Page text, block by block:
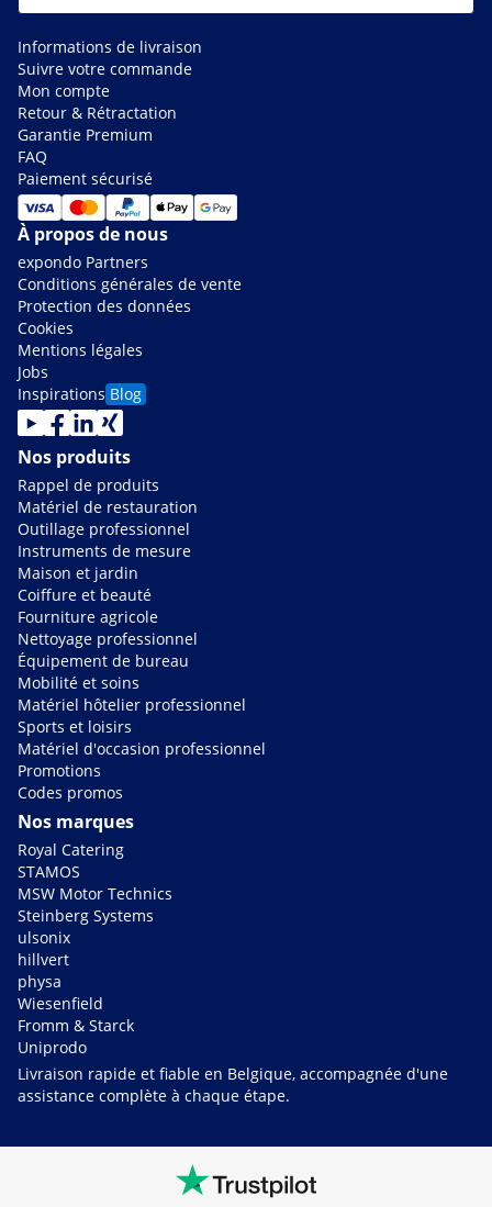
Informations de livraison
Suivre votre commande
Mon compte
Retour & Rétractation
Garantie Premium
FAQ
Paiement sécurisé
À propos de nous
expondo Partners
Conditions générales de vente
Protection des données
Cookies
Mentions légales
Jobs
Inspirations Blog
Nos produits
Rappel de produits
Matériel de restauration
Outillage professionnel
Instruments de mesure
Maison et jardin
Coiffure et beauté
Fourniture agricole
Nettoyage professionnel
Équipement de bureau
Mobilité et soins
Matériel hôtelier professionnel
Sports et loisirs
Matériel d'occasion professionnel
Promotions
Codes promos
Nos marques
Royal Catering
STAMOS
MSW Motor Technics
Steinberg Systems
ulsonix
hillvert
physa
Wiesenfield
Fromm & Starck
Uniprodo
Livraison rapide et fiable en Belgique, accompagnée d'une
assistance complète à chaque étape.